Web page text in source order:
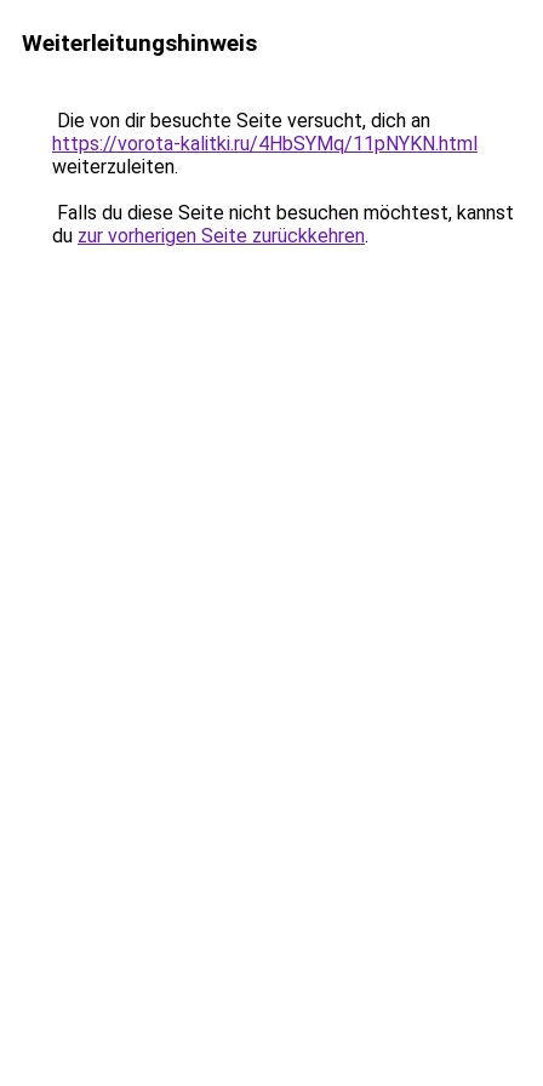
Weiterleitungshinweis
Die von dir besuchte Seite versucht, dich an
https://vorota-kalitki.ru/4HbSYMq/11pNYKN.html
weiterzuleiten.
Falls du diese Seite nicht besuchen möchtest, kannst
du zur vorherigen Seite zurückkehren.